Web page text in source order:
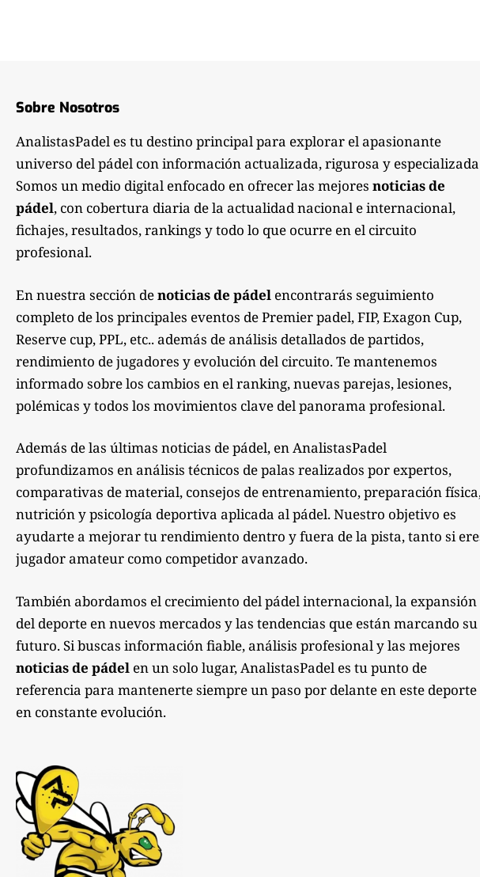
Sobre Nosotros
AnalistasPadel es tu destino principal para explorar el apasionante
universo del pádel con información actualizada, rigurosa y
Somos un medio digital enfocado en ofrecer las mejores noticias de
pádel, con cobertura diaria de la actualidad nacional e internacional,
fichajes, resultados, rankings y todo lo que ocurre en el circuito
profesional.
En nuestra sección denoticias de pádel encontrarás seguimiento
completo de los principales eventos de Premier padel, FIP, Exagon Cup,
Reserve cup, PPL, etc.. además de análisis detallados de partidos,
rendimiento de jugadores y evolución del circuito. Te mantenemos
informado sobre los cambios en el ranking, nuevas parejas, lesiones,
polémicas y todos los movimientos clave del panorama profesional.
Además de las últimas noticias de pádel, en AnalistasPadel
profundizamos en análisis técnicos de palas realizados por expertos,
comparativas de material, consejos de entrenamiento, preparación
nutrición y psicología deportiva aplicada al pádel. Nuestro objetivo es
ayudarte a mejorar tu rendimiento dentro y fuera de la pista, tanto si
jugador amateur como competidor avanzado.
También abordamos el crecimiento del pádel internacional, la expansión
del deporte en nuevos mercados y las tendencias que están marcando su
futuro. Si buscas información fiable, análisis profesional y las mejores
noticias de pádel en un solo lugar, AnalistasPadel es tu punto de
referencia para mantenerte siempre un paso por delante en este deporte
en constante evolución.